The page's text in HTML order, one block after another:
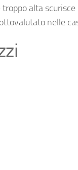
alta
nelle